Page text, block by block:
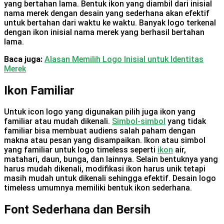
yang bertahan lama. Bentuk ikon yang diambil dari inisial
nama merek dengan desain yang sederhana akan efektif
untuk bertahan dari waktu ke waktu. Banyak logo terkenal
dengan ikon inisial nama merek yang berhasil bertahan
lama.
Baca juga: Alasan Memilih Logo Inisial untuk Identitas
Merek
Ikon Familiar
Untuk icon logo yang digunakan pilih juga ikon yang
familiar atau mudah dikenali. Simbol-simbol yang tidak
familiar bisa membuat audiens salah paham dengan
makna atau pesan yang disampaikan. Ikon atau simbol
yang familiar untuk logo timeless seperti ikon air,
matahari, daun, bunga, dan lainnya. Selain bentuknya yang
harus mudah dikenali, modifikasi ikon harus unik tetapi
masih mudah untuk dikenali sehingga efektif. Desain logo
timeless umumnya memiliki bentuk ikon sederhana.
Font Sederhana dan Bersih